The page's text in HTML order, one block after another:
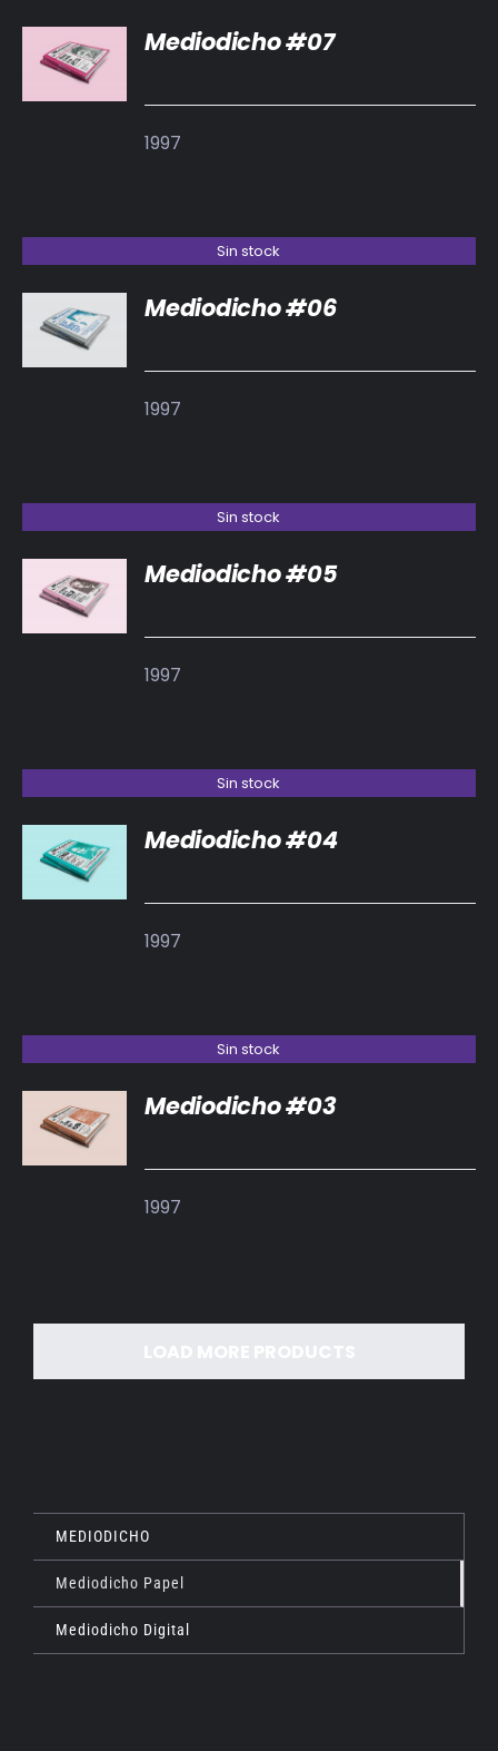
DETALLES
Mediodicho #07
1997
Sin stock
DETALLES
Mediodicho #06
1997
Sin stock
DETALLES
Mediodicho #05
1997
Sin stock
DETALLES
Mediodicho #04
1997
Sin stock
DETALLES
Mediodicho #03
1997
MEDIODICHO
Mediodicho Papel
Mediodicho Digital